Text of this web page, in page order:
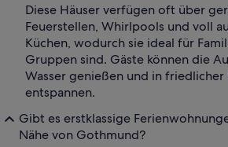
Diese Häuser verfügen oft über
Feuerstellen, Whirlpools und voll
Küchen, wodurch sie ideal für
Gruppen sind. Gäste können die
Wasser genießen und in
entspannen.
Gibt es erstklassige
Nähe von Gothmund?